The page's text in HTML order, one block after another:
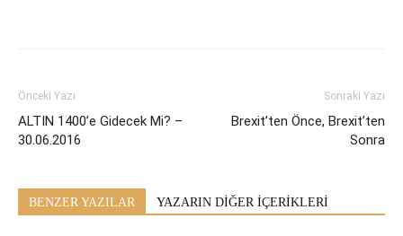
Önceki Yazı
ALTIN 1400’e Gidecek Mi? –
30.06.2016
Sonraki Yazı
Brexit’ten Önce, Brexit’ten
Sonra
BENZER YAZILAR YAZARIN DİĞER İÇERİKLERİ